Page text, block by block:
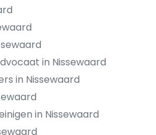
in Nissewaard
in Nissewaard
in Nissewaard